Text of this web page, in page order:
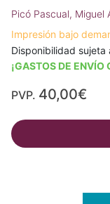
Picó Pascual, Miguel
Impresión bajo
Disponibilidad
¡GASTOS DE ENVÍO
PVP. 40,00€